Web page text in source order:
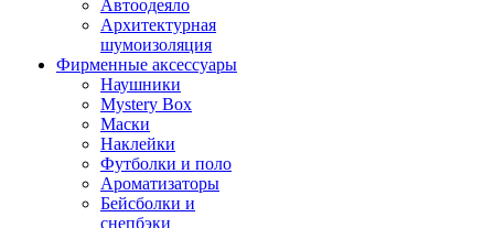
Автоодеяло
Архитектурная
шумоизоляция
Фирменные аксессуары
Наушники
Mystery Box
Маски
Наклейки
Футболки и поло
Ароматизаторы
Бейсболки и
снепбэки